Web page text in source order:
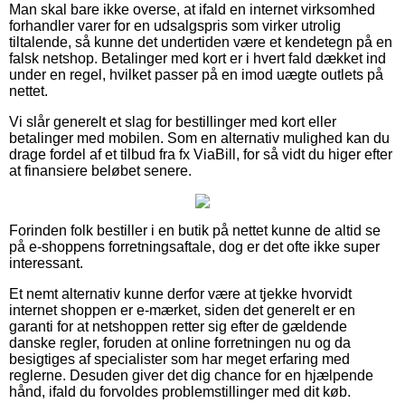
Man skal bare ikke overse, at ifald en internet virksomhed
forhandler varer for en udsalgspris som virker utrolig
tiltalende, så kunne det undertiden være et kendetegn på en
falsk netshop. Betalinger med kort er i hvert fald dækket ind
under en regel, hvilket passer på en imod uægte outlets på
nettet.
Vi slår generelt et slag for bestillinger med kort eller
betalinger med mobilen. Som en alternativ mulighed kan du
drage fordel af et tilbud fra fx ViaBill, for så vidt du higer efter
at finansiere beløbet senere.
Forinden folk bestiller i en butik på nettet kunne de altid se
på e-shoppens forretningsaftale, dog er det ofte ikke super
interessant.
Et nemt alternativ kunne derfor være at tjekke hvorvidt
internet shoppen er e-mærket, siden det generelt er en
garanti for at netshoppen retter sig efter de gældende
danske regler, foruden at online forretningen nu og da
besigtiges af specialister som har meget erfaring med
reglerne. Desuden giver det dig chance for en hjælpende
hånd, ifald du forvoldes problemstillinger med dit køb.